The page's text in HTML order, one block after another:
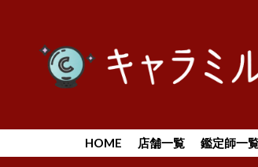
HOME 店舗一覧 鑑定師一